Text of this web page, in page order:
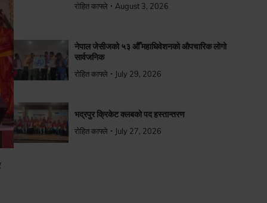
रोहित काफ्ले
August 3, 2026
नेपाल जेसीजको ५३ औँ महाधिवेशनको औपचारिक लोगो
सार्वजनिक
रोहित काफ्ले
July 29, 2026
भद्रपुर क्रिकेट क्लबको पद हस्तान्तरण
रोहित काफ्ले
July 27, 2026